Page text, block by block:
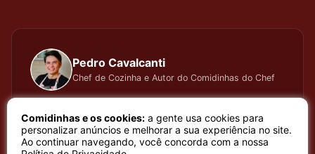
Pedro Cavalcanti
Chef de Cozinha e Autor do Comidinhas do Chef
atenção, testando cada receita que apresento, meu
trabalho é baseado em sentimento de amor e bem
Comidinhas e os cookies: a gente usa cookies para
personalizar anúncios e melhorar a sua experiência no site.
Ao continuar navegando, você concorda com a nossa